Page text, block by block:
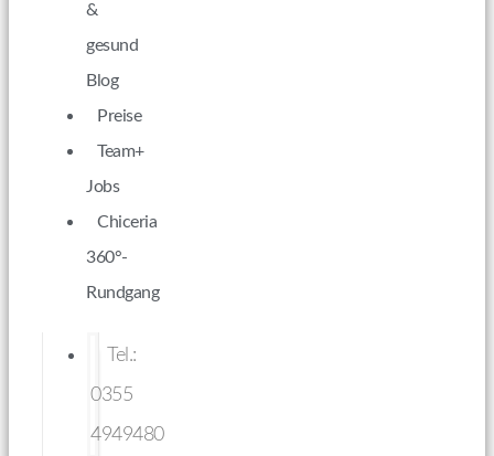
&
gesund
Blog
Preise
Team+
Jobs
Chiceria
360°-
Rundgang
Tel.:
0355
4949480